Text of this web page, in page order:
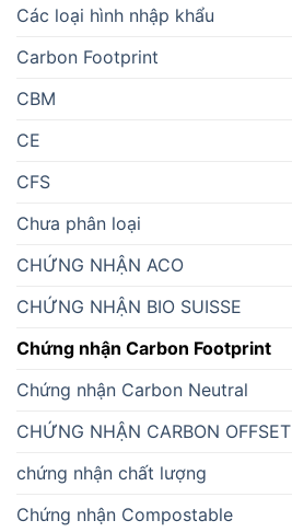
Các loại hình nhập khẩu
Carbon Footprint
CBM
CE
CFS
Chưa phân loại
CHỨNG NHẬN ACO
CHỨNG NHẬN BIO SUISSE
Chứng nhận Carbon Footprint
Chứng nhận Carbon Neutral
CHỨNG NHẬN CARBON OFFSET
chứng nhận chất lượng
Chứng nhận Compostable